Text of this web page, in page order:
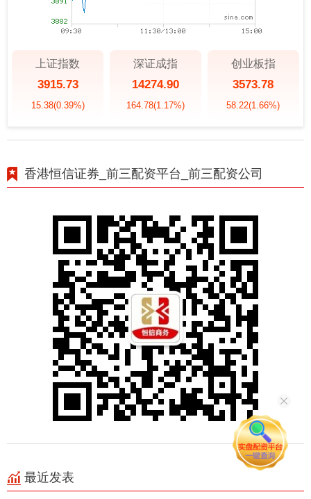
上证指数
3915.73
15.38(0.39%)
深证成指
14274.90
164.78(1.17%)
创业板指
3573.78
58.22(1.66%)
香港恒信证券_前三配资平台_前三配资公司
最近发表